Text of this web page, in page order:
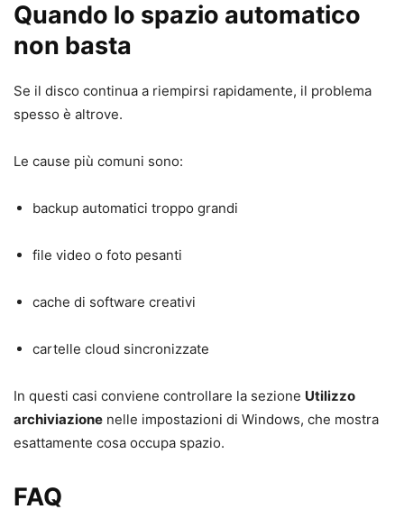
Quando lo spazio automatico
non basta
Se il disco continua a riempirsi rapidamente, il problema
spesso è altrove.
Le cause più comuni sono:
backup automatici troppo grandi
file video o foto pesanti
cache di software creativi
cartelle cloud sincronizzate
In questi casi conviene controllare la sezione Utilizzo
archiviazione nelle impostazioni di Windows, che mostra
esattamente cosa occupa spazio.
FAQ